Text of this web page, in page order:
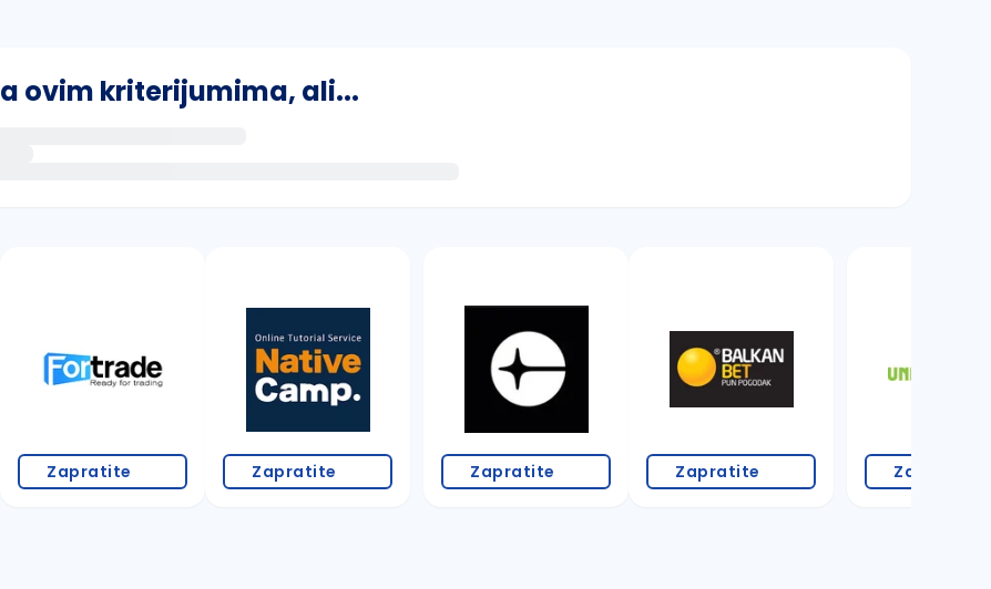
ovim kriterijumima, ali...
š, đ, ž, dž)
Zapratite Zapratite Zapratite Zapratite Zapratite